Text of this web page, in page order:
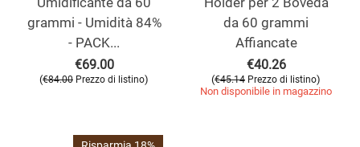
grammi - Umidità 84%
- PACK...
€69.00
(€84.00 Prezzo di listino)
da 60 grammi
Affiancate
€40.26
(€45.14 Prezzo di listino)
Non disponibile in magazzino